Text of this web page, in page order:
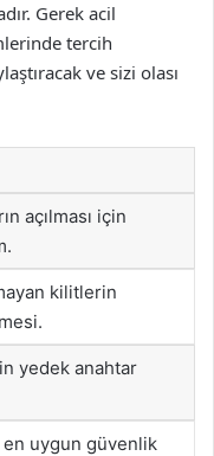
Gerek acil
tercih
ve sizi olası
açılması için
kilitlerin
yedek anahtar
uygun güvenlik